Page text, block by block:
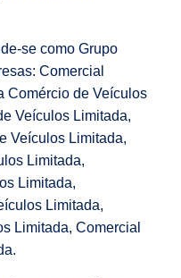
se como Grupo
Comercial
Comércio de Veículos
Veículos Limitada,
Veículos Limitada,
Limitada,
Limitada,
Limitada,
Limitada, Comercial